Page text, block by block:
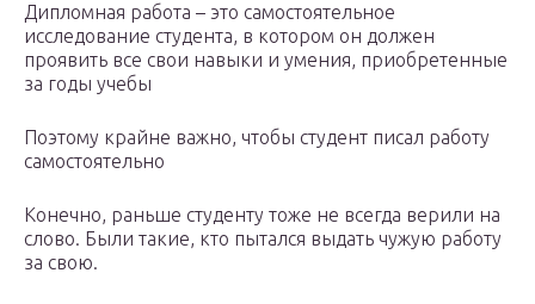
Дипломная работа – это самостоятельное
исследование студента, в котором он должен
проявить все свои навыки и умения, приобретенные
за годы учебы
Поэтому крайне важно, чтобы студент писал работу
самостоятельно
Конечно, раньше студенту тоже не всегда верили на
слово. Были такие, кто пытался выдать чужую работу
за свою.